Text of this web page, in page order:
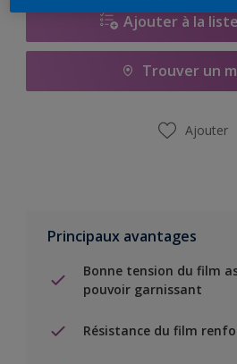
Ajouter à la
Trouver un
Ajouter
Principaux avantages
Bonne tension du film
pouvoir garnissant
Résistance du film